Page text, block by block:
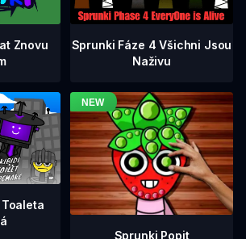
Znovu
Sprunki Fáze 4 Všichni Jsou
Naživu
Sprunki Popit